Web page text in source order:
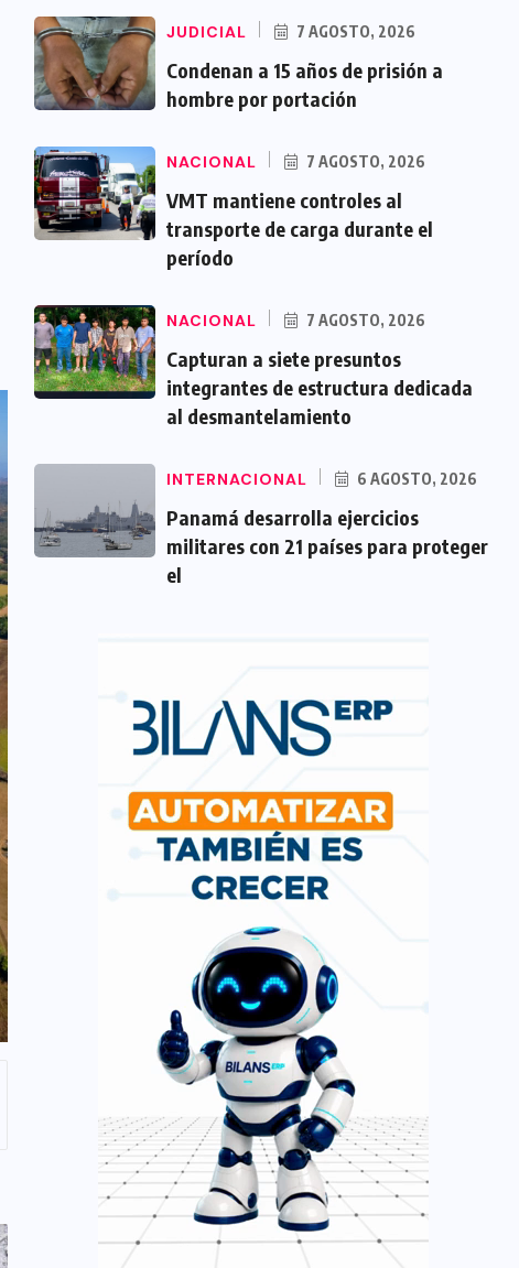
JUDICIAL 7 AGOSTO, 2026
Condenan a 15 años de prisión a
hombre por portación
NACIONAL 7 AGOSTO, 2026
VMT mantiene controles al
transporte de carga durante el
período
NACIONAL 7 AGOSTO, 2026
Capturan a siete presuntos
integrantes de estructura dedicada
al desmantelamiento
INTERNACIONAL 6 AGOSTO, 2026
Panamá desarrolla ejercicios
militares con 21 países para proteger
el